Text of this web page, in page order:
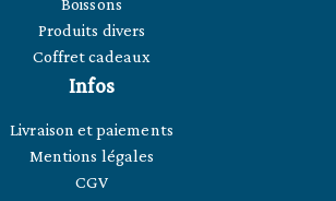
Boissons
Produits divers
Coffret cadeaux
Infos
Livraison et paiements
Mentions légales
CGV